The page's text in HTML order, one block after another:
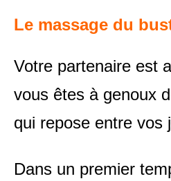
Le massage du
Votre partenaire est
vous êtes à genoux
qui repose entre vos
Dans un premier